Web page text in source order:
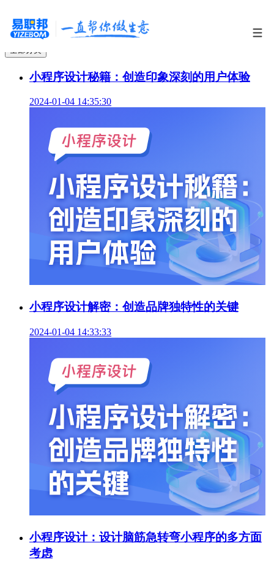
全部分类
小程序设计秘籍：创造印象深刻的用户体验
2024-01-04 14:35:30
小程序设计解密：创造品牌独特性的关键
2024-01-04 14:33:33
小程序设计：设计脑筋急转弯小程序的多方面
考虑